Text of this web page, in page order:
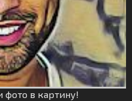
фото в картину!